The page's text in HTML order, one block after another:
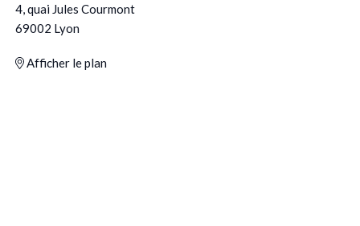
4, quai Jules Courmont
69002 Lyon
Afficher le plan